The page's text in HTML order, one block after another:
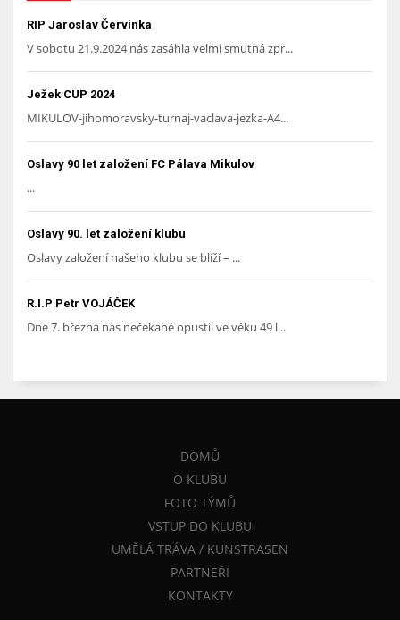
RIP Jaroslav Červinka
V sobotu 21.9.2024 nás zasáhla velmi smutná zpr...
Ježek CUP 2024
MIKULOV-jihomoravsky-turnaj-vaclava-jezka-A4...
Oslavy 90 let založení FC Pálava Mikulov
...
Oslavy 90. let založení klubu
Oslavy založení našeho klubu se blíží – ...
R.I.P Petr VOJÁČEK
Dne 7. března nás nečekaně opustil ve věku 49 l...
DOMŮ
O KLUBU
FOTO TÝMŮ
VSTUP DO KLUBU
UMĚLÁ TRÁVA / KUNSTRASEN
PARTNEŘI
KONTAKTY